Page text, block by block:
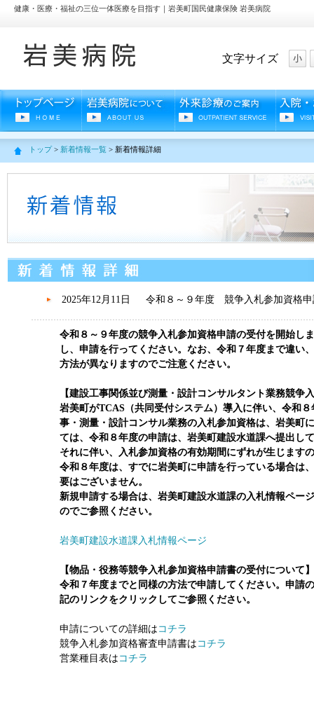
健康・医療・福祉の三位一体医療を目指す｜岩美町国民健康保険 岩美病院
文字サイズ
トップ > 新着情報一覧 > 新着情報詳細
2025年12月11日 令和８～９年度 競争入札参加資格申
令和８～９年度の競争入札参加資格申請の受付を開始し
し、申請を行ってください。なお、令和７年度まで違い
方法が異なりますのでご注意ください。
【建設工事関係並び測量・設計コンサルタント業務競争
岩美町がTCAS（共同受付システム）導入に伴い、令和
事・測量・設計コンサル業務の入札参加資格は、岩美町
ては、令和８年度の申請は、岩美町建設水道課へ提出し
それに伴い、入札参加資格の有効期間にずれが生じます
令和８年度は、すでに岩美町に申請を行っている場合は
要はございません。
新規申請する場合は、岩美町建設水道課の入札情報ペー
のでご参照ください。
岩美町建設水道課入札情報ページ
【物品・役務等競争入札参加資格申請書の受付について】
令和７年度までと同様の方法で申請してください。申請
記のリンクをクリックしてご参照ください。
申請についての詳細は コチラ
競争入札参加資格審査申請書は コチラ
営業種目表は コチラ